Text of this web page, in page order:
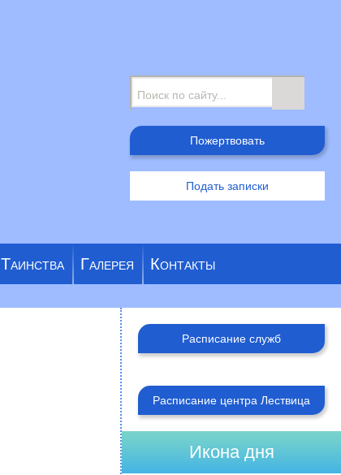
Пожертвовать
Подать записки
Таинства Галерея Контакты
Расписание служб
Расписание центра Лествица
Икона дня